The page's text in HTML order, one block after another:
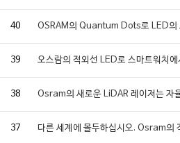
40 OSRAM의 Quantum Dots로 LED의
39 오스람의 적외선 LED로 스마트워치
38 Osram의 새로운 LiDAR 레이저는 자
37 다른 세계에 몰두하십시오. Osram의